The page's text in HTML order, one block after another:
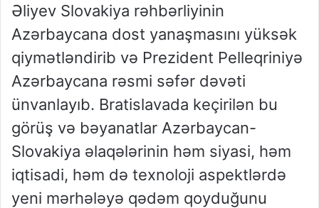
Əliyev Slovakiya rəhbərliyinin
Azərbaycana dost yanaşmasını yüksək
qiymətləndirib və Prezident Pelleqriniyə
Azərbaycana rəsmi səfər dəvəti
ünvanlayıb. Bratislavada keçirilən bu
görüş və bəyanatlar Azərbaycan-
Slovakiya əlaqələrinin həm siyasi, həm
iqtisadi, həm də texnoloji aspektlərdə
yeni mərhələyə qədəm qoyduğunu